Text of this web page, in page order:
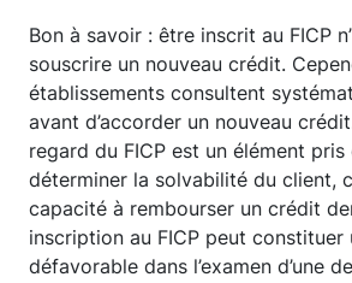
Bon à savoir : être inscrit au FICP
souscrire un nouveau crédit.
établissements consultent
avant d’accorder un nouveau
regard du FICP est un élément
déterminer la solvabilité du client,
capacité à rembourser un crédit
inscription au FICP peut constituer
défavorable dans l’examen d’une